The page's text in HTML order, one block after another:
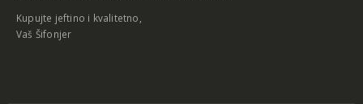
Kupujte jeftino i kvalitetno,
Vaš Šifonjer